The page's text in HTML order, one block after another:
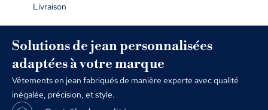
Livraison
Solutions de jean personnalisées
adaptées à votre marque
Vêtements en jean fabriqués de manière experte avec qualité
inégalée, précision, et style.